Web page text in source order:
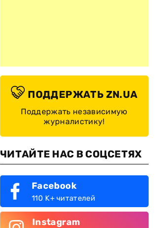
ПОДДЕРЖАТЬ ZN.UA
Поддержать независимую
журналистику!
ЧИТАЙТЕ НАС В СОЦСЕТЯХ
Facebook
110 K+ читателей
Instagram